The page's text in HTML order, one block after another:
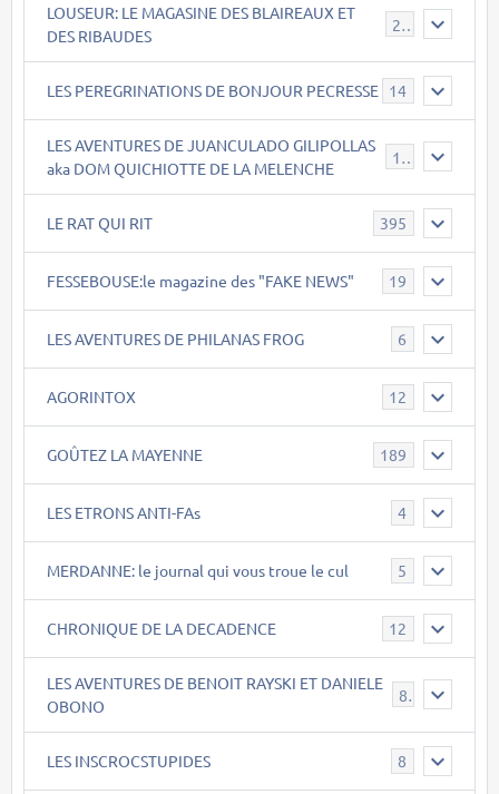
LOUSEUR: LE MAGASINE DES BLAIREAUX ET
DES RIBAUDES
21
LES PEREGRINATIONS DE BONJOUR PECRESSE 14
LES AVENTURES DE JUANCULADO GILIPOLLAS
aka DOM QUICHIOTTE DE LA MELENCHE
119
LE RAT QUI RIT 395
FESSEBOUSE:le magazine des "FAKE NEWS" 19
LES AVENTURES DE PHILANAS FROG 6
AGORINTOX 12
GOÛTEZ LA MAYENNE 189
LES ETRONS ANTI-FAs 4
MERDANNE: le journal qui vous troue le cul 5
CHRONIQUE DE LA DECADENCE 12
LES AVENTURES DE BENOIT RAYSKI ET DANIELE
OBONO
8
LES INSCROCSTUPIDES 8